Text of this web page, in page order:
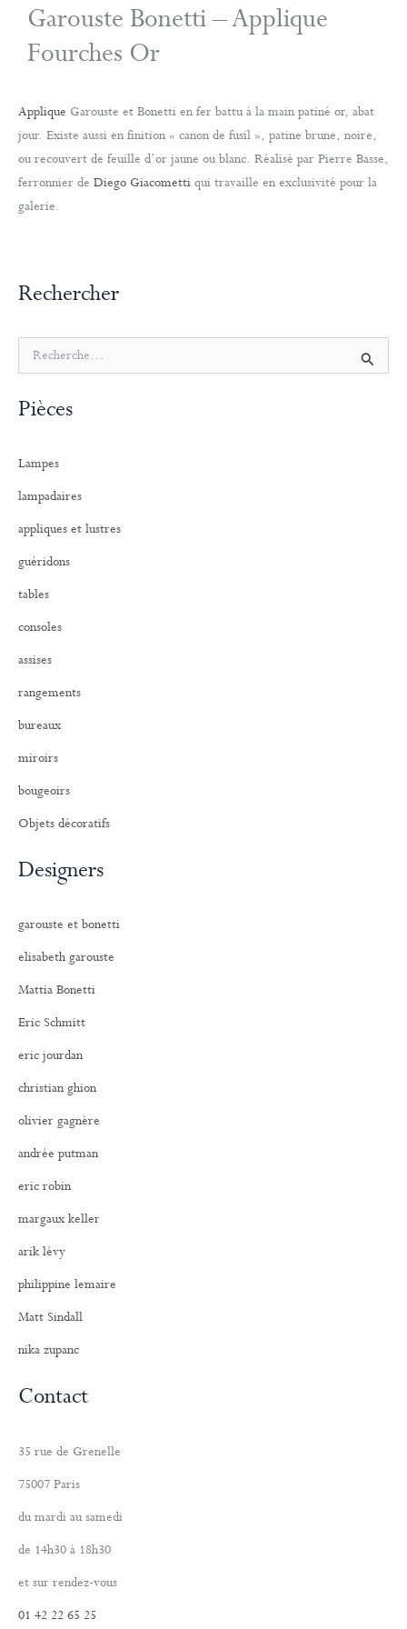
Garouste Bonetti – Applique
Fourches Or
Applique Garouste et Bonetti en fer battu à la main patiné or, abat
jour. Existe aussi en finition « canon de fusil », patine brune, noire,
ou recouvert de feuille d’or jaune ou blanc. Réalisé par Pierre Basse,
ferronnier de Diego Giacometti qui travaille en exclusivité pour la
galerie.
Rechercher
e
h
c
e
:
Pièces
Lampes
lampadaires
appliques et lustres
guéridons
tables
consoles
assises
rangements
bureaux
miroirs
bougeoirs
Objets décoratifs
Designers
garouste et bonetti
elisabeth garouste
Mattia Bonetti
Eric Schmitt
eric jourdan
christian ghion
olivier gagnère
andrée putman
eric robin
margaux keller
arik lévy
philippine lemaire
Matt Sindall
nika zupanc
Contact
35 rue de Grenelle
75007 Paris
du mardi au samedi
de 14h30 à 18h30
et sur rendez-vous
01 42 22 65 25